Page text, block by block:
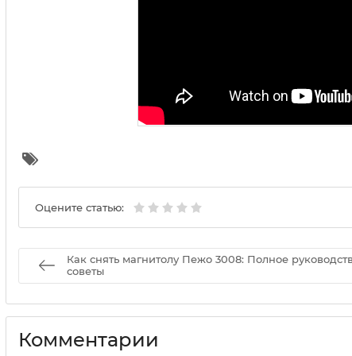
Оцените статью:
Как снять магнитолу Пежо 3008: Полное
советы
Комментарии